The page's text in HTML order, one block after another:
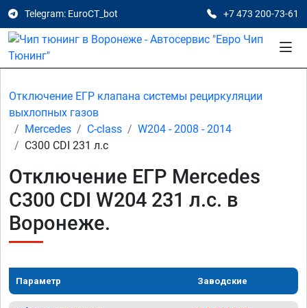
Telegram: EuroCT_bot +7 473 200-73-61
Отключение ЕГР клапана системы рециркуляции
выхлопных газов
Mercedes
C-class
W204 - 2008 - 2014
C300 CDI 231 л.с
Отключение ЕГР Mercedes
C300 CDI W204 231 л.с. в
Воронеже.
Параметр Заводские